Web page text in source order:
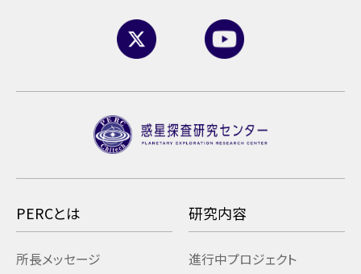
PERCとは
所長メッセージ
研究内容
進行中プロジェクト